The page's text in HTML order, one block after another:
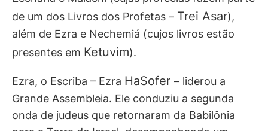
de um dos Livros dos Profetas – Trei Asar),
além de Ezra e Nechemiá (cujos livros estão
presentes em Ketuvim).
Ezra, o Escriba – Ezra HaSofer – liderou a
Grande Assembleia. Ele conduziu a segunda
onda de judeus que retornaram da Babilônia